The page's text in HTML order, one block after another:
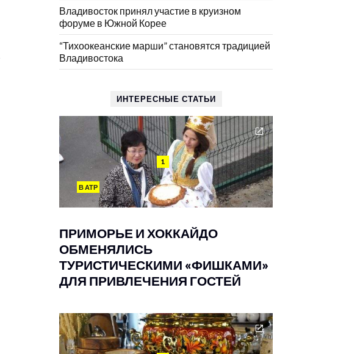
Владивосток принял участие в круизном
форуме в Южной Корее
“Тихоокеанские марши” становятся традицией
Владивостока
ИНТЕРЕСНЫЕ СТАТЬИ
1
В АТР
ПРИМОРЬЕ И ХОККАЙДО
ОБМЕНЯЛИСЬ
ТУРИСТИЧЕСКИМИ «ФИШКАМИ»
ДЛЯ ПРИВЛЕЧЕНИЯ ГОСТЕЙ